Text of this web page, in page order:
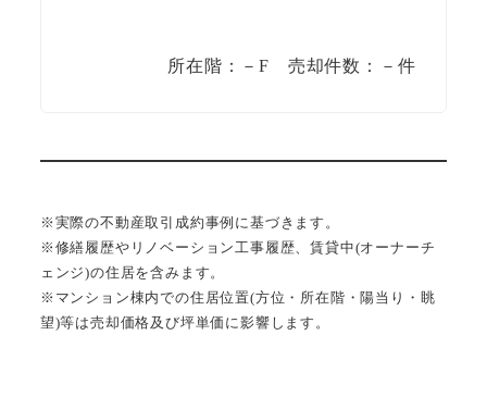
所在階：－F 売却件数：－件
※実際の不動産取引成約事例に基づきます。
※修繕履歴やリノベーション工事履歴、賃貸中(オーナーチ
ェンジ)の住居を含みます。
※マンション棟内での住居位置(方位・所在階・陽当り・眺
望)等は売却価格及び坪単価に影響します。